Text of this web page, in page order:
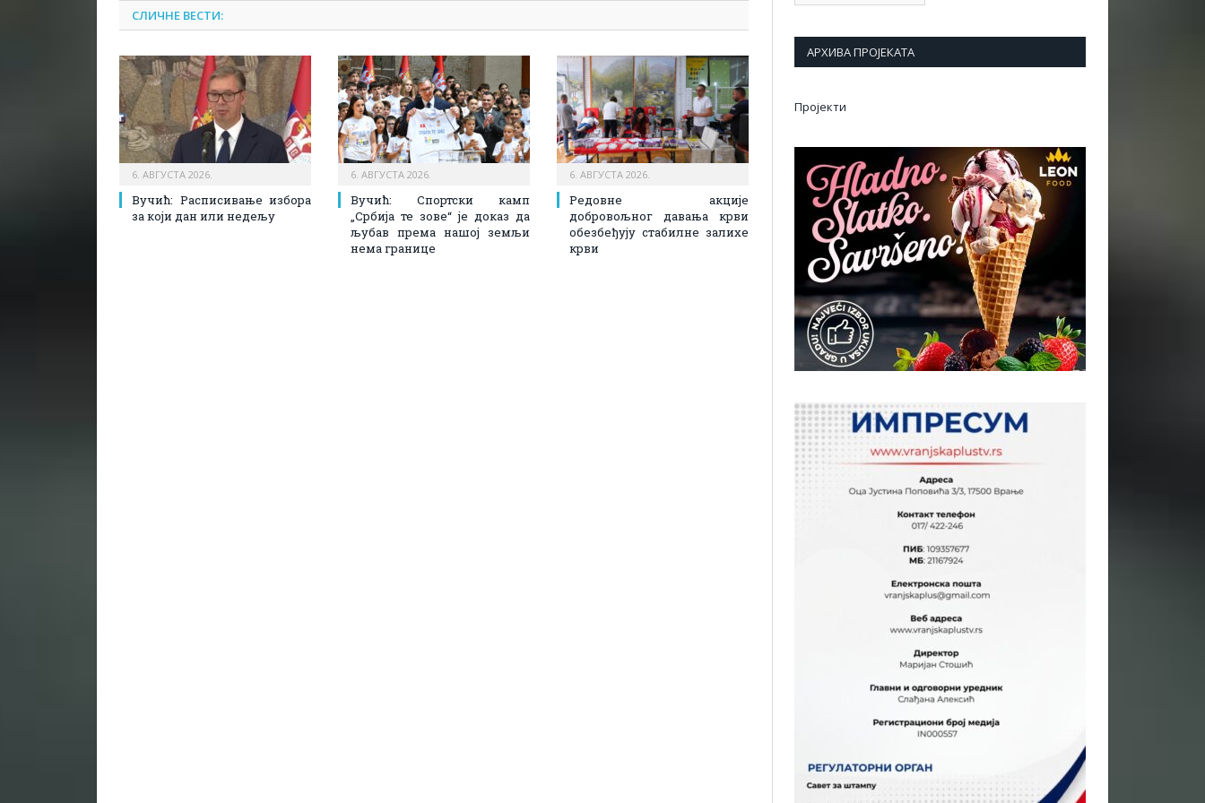
СЛИЧНЕ ВЕСТИ:
6. АВГУСТА 2026.
Вучић: Расписивање избора
за који дан или недељу
6. АВГУСТА 2026.
Вучић: Спортски камп
„Србија те зове“ је доказ да
љубав према нашој земљи
нема границе
6. АВГУСТА 2026.
Редовне акције
добровољног давања крви
обезбеђују стабилне залихе
крви
АРХИВА ПРОЈЕКАТА
Пројекти